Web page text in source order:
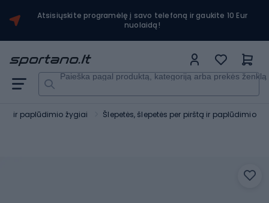
Atsisiųskite programėlę į savo telefoną ir gaukite 10 Eur
nuolaidą!
Paieška pagal produktą, kategoriją arba prekės ženklą
ir paplūdimio žygiai Šlepetės, šlepetės per pirštą ir paplūdimio